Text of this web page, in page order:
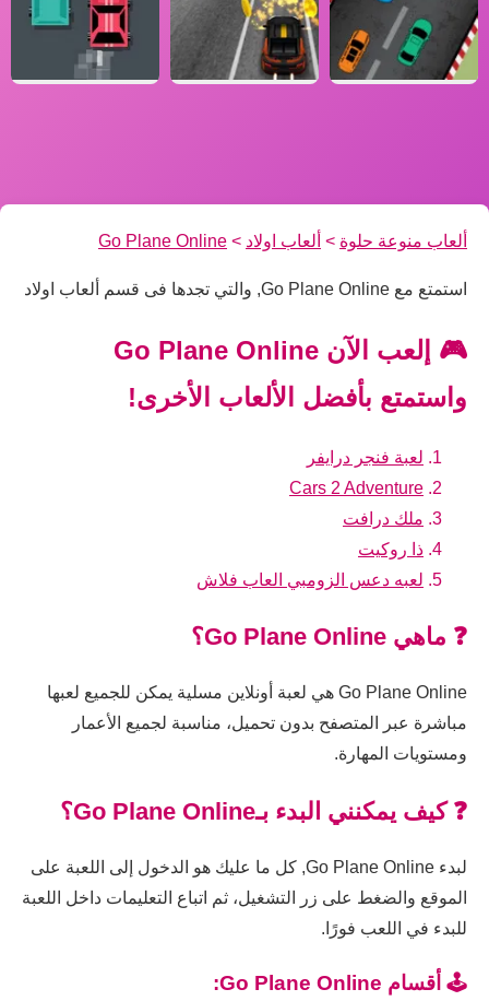
ألعاب منوعة حلوة > ألعاب اولاد >
Go Plane Online
استمتع مع Go Plane Online, والتي تجدها فى قسم ألعاب اولاد
🎮 إلعب الآن Go Plane Online
واستمتع بأفضل الألعاب الأخرى!
لعبة فنجر درايفر
Cars 2 Adventure
ملك درافت
ذا روكيت
لعبه دعس الزومبي العاب فلاش
❓ ماهي Go Plane Online؟
Go Plane Online هي لعبة أونلاين مسلية يمكن للجميع لعبها
مباشرة عبر المتصفح بدون تحميل، مناسبة لجميع الأعمار
ومستويات المهارة.
❓ كيف يمكنني البدء بـGo Plane Online؟
لبدء Go Plane Online, كل ما عليك هو الدخول إلى اللعبة على
الموقع والضغط على زر التشغيل، ثم اتباع التعليمات داخل اللعبة
للبدء في اللعب فورًا.
🕹️ أقسام Go Plane Online: